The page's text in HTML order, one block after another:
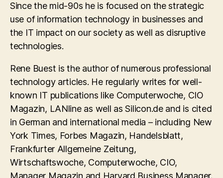
Since the mid-90s he is focused on the strategic
use of information technology in businesses and
the IT impact on our society as well as disruptive
technologies.
Rene Buest is the author of numerous professional
technology articles. He regularly writes for well-
known IT publications like Computerwoche, CIO
Magazin, LANline as well as Silicon.de and is cited
in German and international media – including New
York Times, Forbes Magazin, Handelsblatt,
Frankfurter Allgemeine Zeitung,
Wirtschaftswoche, Computerwoche, CIO,
Manager Magazin and Harvard Business Manager.